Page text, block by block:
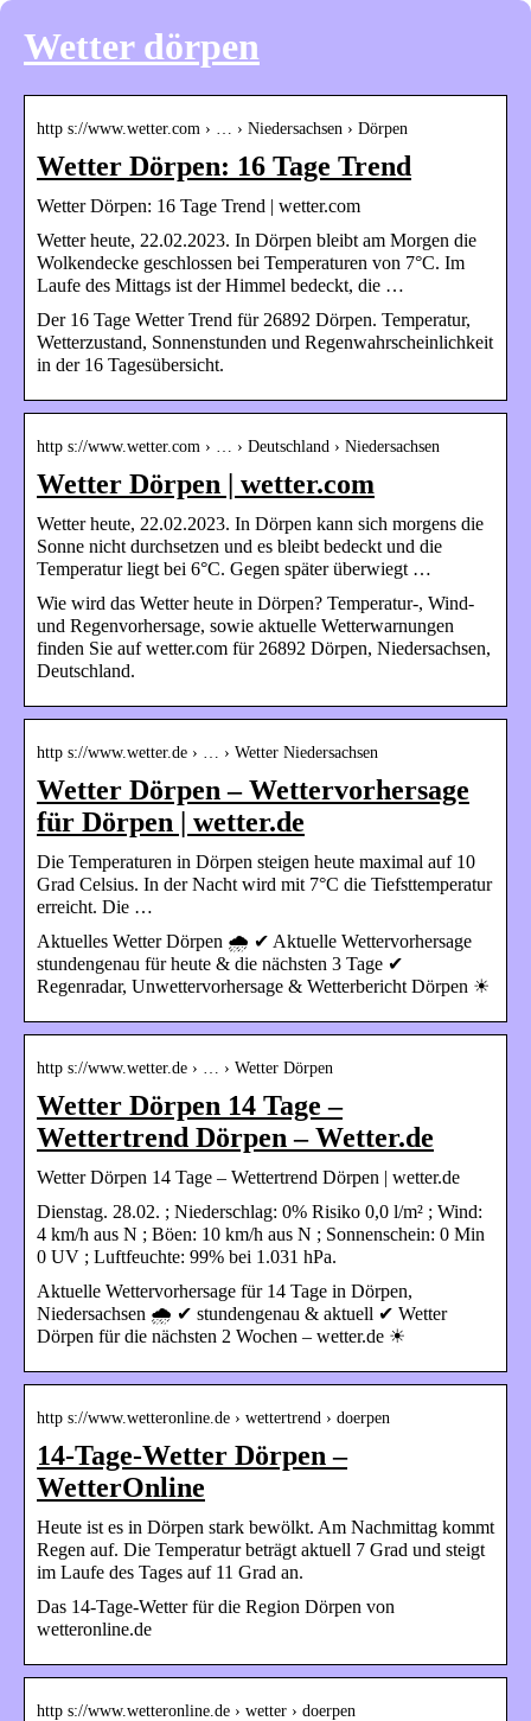
Wetter dörpen
http s://www.wetter.com › … › Niedersachsen › Dörpen
Wetter Dörpen: 16 Tage Trend
Wetter Dörpen: 16 Tage Trend | wetter.com
Wetter heute, 22.02.2023. In Dörpen bleibt am Morgen die
Wolkendecke geschlossen bei Temperaturen von 7°C. Im
Laufe des Mittags ist der Himmel bedeckt, die …
Der 16 Tage Wetter Trend für 26892 Dörpen. Temperatur,
Wetterzustand, Sonnenstunden und Regenwahrscheinlichkeit
in der 16 Tagesübersicht.
http s://www.wetter.com › … › Deutschland › Niedersachsen
Wetter Dörpen | wetter.com
Wetter heute, 22.02.2023. In Dörpen kann sich morgens die
Sonne nicht durchsetzen und es bleibt bedeckt und die
Temperatur liegt bei 6°C. Gegen später überwiegt …
Wie wird das Wetter heute in Dörpen? Temperatur-, Wind-
und Regenvorhersage, sowie aktuelle Wetterwarnungen
finden Sie auf wetter.com für 26892 Dörpen, Niedersachsen,
Deutschland.
http s://www.wetter.de › … › Wetter Niedersachsen
Wetter Dörpen – Wettervorhersage
für Dörpen | wetter.de
Die Temperaturen in Dörpen steigen heute maximal auf 10
Grad Celsius. In der Nacht wird mit 7°C die Tiefsttemperatur
erreicht. Die …
Aktuelles Wetter Dörpen 🌧️ ✔ Aktuelle Wettervorhersage
stundengenau für heute & die nächsten 3 Tage ✔
Regenradar, Unwettervorhersage & Wetterbericht Dörpen ☀
http s://www.wetter.de › … › Wetter Dörpen
Wetter Dörpen 14 Tage –
Wettertrend Dörpen – Wetter.de
Wetter Dörpen 14 Tage – Wettertrend Dörpen | wetter.de
Dienstag. 28.02. ; Niederschlag: 0% Risiko 0,0 l/m² ; Wind:
4 km/h aus N ; Böen: 10 km/h aus N ; Sonnenschein: 0 Min
0 UV ; Luftfeuchte: 99% bei 1.031 hPa.
Aktuelle Wettervorhersage für 14 Tage in Dörpen,
Niedersachsen 🌧️ ✔ stundengenau & aktuell ✔ Wetter
Dörpen für die nächsten 2 Wochen – wetter.de ☀
http s://www.wetteronline.de › wettertrend › doerpen
14-Tage-Wetter Dörpen –
WetterOnline
Heute ist es in Dörpen stark bewölkt. Am Nachmittag kommt
Regen auf. Die Temperatur beträgt aktuell 7 Grad und steigt
im Laufe des Tages auf 11 Grad an.
Das 14-Tage-Wetter für die Region Dörpen von
wetteronline.de
http s://www.wetteronline.de › wetter › doerpen